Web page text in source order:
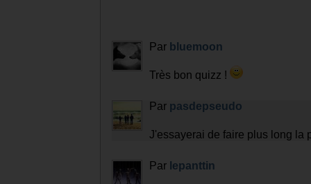
Par bluemoon
Très bon quizz !
Par pasdepseudo
J'essayerai de faire plus long la
Par lepanttin